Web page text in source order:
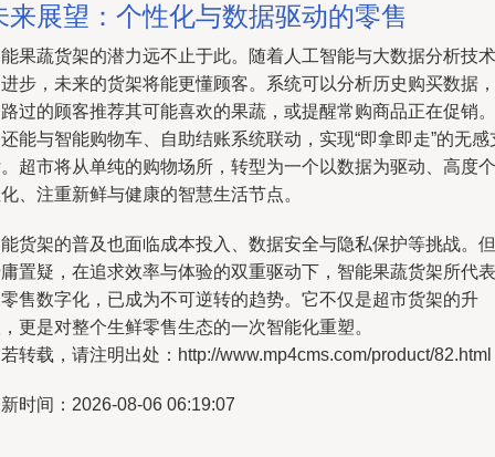
来展望：个性化与数据驱动的零售
果蔬货架的潜力远不止于此。随着人工智能与大数据分析技术
步，未来的货架将能更懂顾客。系统可以分析历史购买数据，
过的顾客推荐其可能喜欢的果蔬，或提醒常购商品正在促销。
能与智能购物车、自助结账系统联动，实现“即拿即走”的无感
超市将从单纯的购物场所，转型为一个以数据为驱动、高度个
、注重新鲜与健康的智慧生活节点。
货架的普及也面临成本投入、数据安全与隐私保护等挑战。但
置疑，在追求效率与体验的双重驱动下，智能果蔬货架所代表
售数字化，已成为不可逆转的趋势。它不仅是超市货架的升
更是对整个生鲜零售生态的一次智能化重塑。
转载，请注明出处：http://www.mp4cms.com/product/82.html
时间：2026-08-06 06:19:07